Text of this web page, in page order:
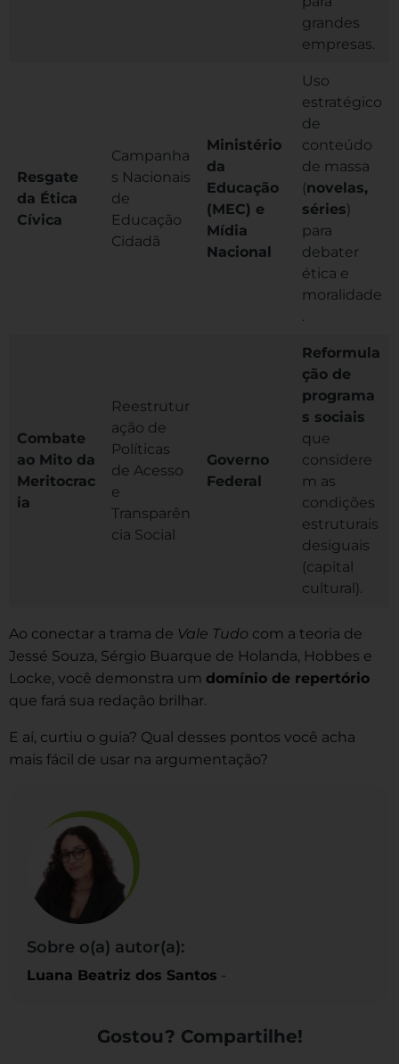
grandes
empresas.
Resgate
da Ética
Cívica
Campanha
s Nacionais
de
Educação
Cidadã
Ministério
da
Educação
(MEC) e
Mídia
Nacional
Uso
estratégico
de
conteúdo
de massa
(novelas,
séries)
para
debater
ética e
moralidade
.
Combate
ao Mito da
Meritocrac
ia
Reestrutur
ação de
Políticas
de Acesso
e
Transparên
cia Social
Governo
Federal
Reformula
ção de
programa
s sociais
que
considere
m as
condições
estruturais
desiguais
(capital
cultural).
Ao conectar a trama de Vale Tudo com a teoria de
Jessé Souza, Sérgio Buarque de Holanda, Hobbes e
Locke, você demonstra um domínio de repertório
que fará sua redação brilhar.
E aí, curtiu o guia? Qual desses pontos você acha
mais fácil de usar na argumentação?
Sobre o(a) autor(a):
Luana Beatriz dos Santos -
Gostou? Compartilhe!